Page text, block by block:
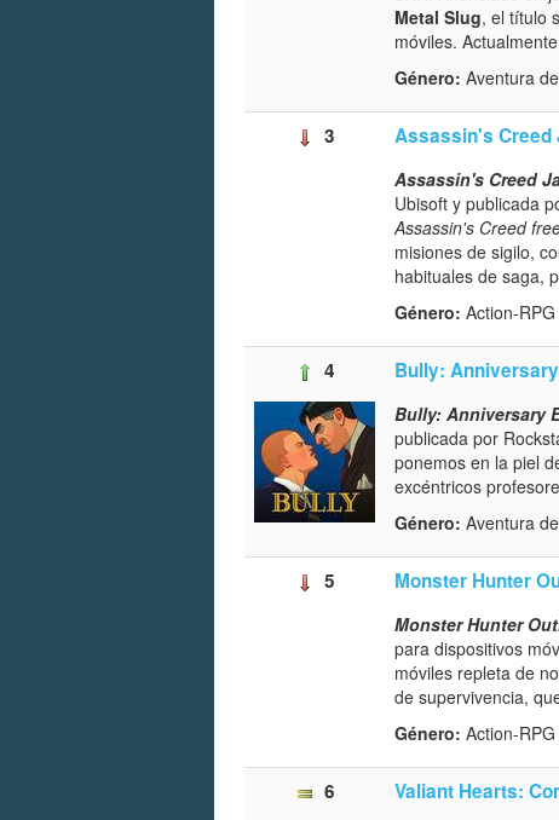
Metal Slug, el título
móviles.
Género: Aventura
3 Assassin's Creed
Assassin's Creed
Ubisoft y publicada
Assassin's Creed
misiones de sigilo,
habituales de saga,
Género: Action-
4 Bully:
Bully: Anniversary
publicada por
ponemos en la piel
excéntricos
Género: Aventura
5 Monster Hunter
Monster Hunter
para dispositivos
móviles repleta de
de supervivencia,
Género: Action-
6 Valiant Hearts: